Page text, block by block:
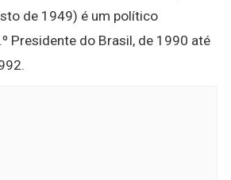
de 1949) é um político
Presidente do Brasil, de 1990 até